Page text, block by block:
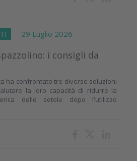
29 Luglio 2026
i consigli da
ha confrontato tre diverse soluzioni
la loro capacità di ridurre la
delle setole dopo l'utilizzo